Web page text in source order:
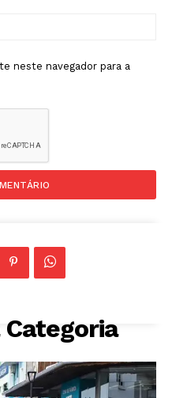
neste navegador para a